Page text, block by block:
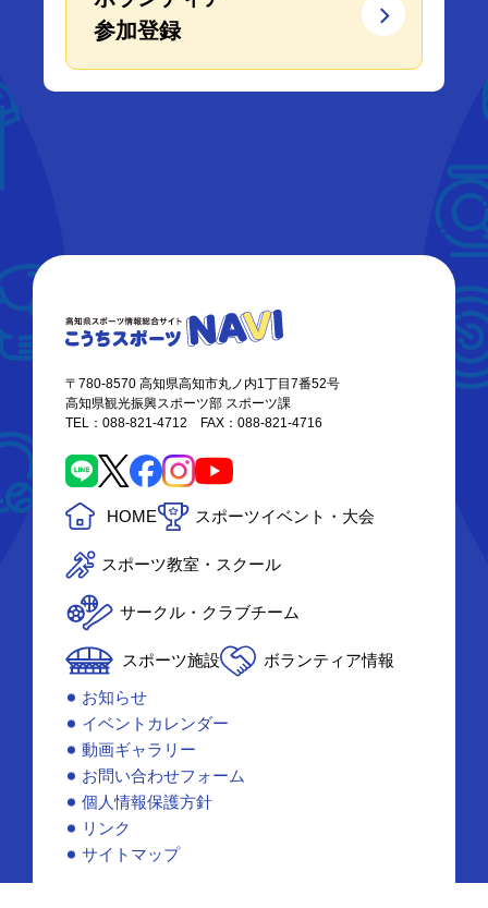
参加登録
〒780-8570 高知県高知市丸ノ内1丁目7番52号
高知県観光振興スポーツ部 スポーツ課
TEL：088-821-4712 FAX：088-821-4716
HOME スポーツイベント・大会
スポーツ教室・スクール
サークル・クラブチーム
スポーツ施設
ボランティア情報
お知らせ
イベントカレンダー
動画ギャラリー
お問い合わせフォーム
個人情報保護方針
リンク
サイトマップ